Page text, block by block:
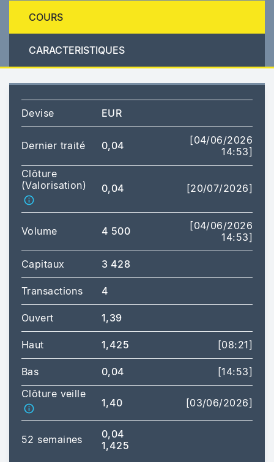
COURS
CARACTERISTIQUES
Devise EUR
Dernier traité 0,04
[04/06/2026
14:53]
Clôture
(Valorisation)
0,04 [20/07/2026]
Volume 4 500
[04/06/2026
14:53]
Capitaux 3 428
Transactions 4
Ouvert 1,39
Haut 1,425 [08:21]
Bas 0,04
[14:53]
Clôture veille
1,40 [03/06/2026]
52 semaines
0,04
1,425